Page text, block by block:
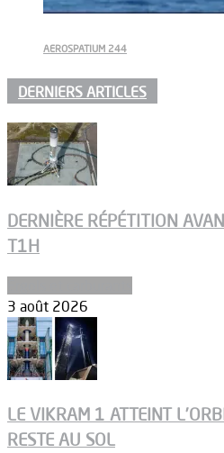
AEROSPATIUM 244
DERNIERS ARTICLES
DERNIÈRE RÉPÉTITION
T1H
3 août 2026
LE VIKRAM 1 ATTEINT
RESTE AU SOL